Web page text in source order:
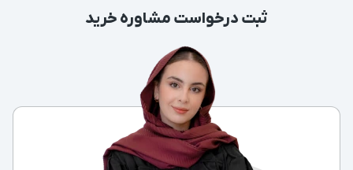
ثبت درخواست مشاوره خرید